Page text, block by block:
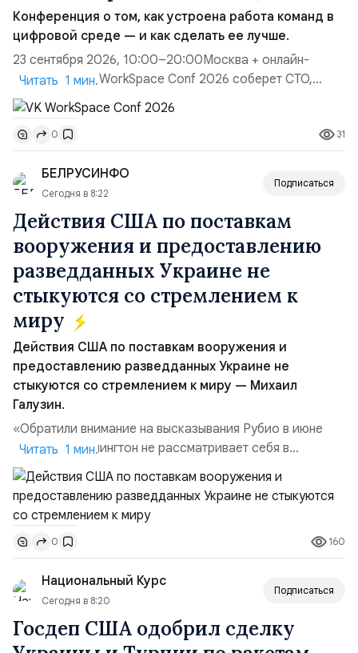
Конференция о том, как устроена работа команд в
цифровой среде — и как сделать ее лучше.
23 сентября 2026, 10:00–20:00Москва + онлайн-
трансляцияVK WorkSpace Conf 2026 соберет CTO,
руководителей ИТ и ИБ, продуктовые команды и
представителей бизнеса из ритейла, финтеха,
промышленности и госсектора. Обсудим, как перейти
от хаоса разрозненных сервисов к единой цифровой
среде — удобной для сотрудников, управляемой для
ИТ и безопас...
Читать 1 мин.
0 31
БЕЛРУСИНФО
Сегодня в 8:22
Подписаться
Действия США по поставкам
вооружения и предоставлению
разведданных Украине не
стыкуются со стремлением к
миру
Действия США по поставкам вооружения и
предоставлению разведданных Украине не
стыкуются со стремлением к миру — Михаил
Галузин.
«Обратили внимание на высказывания Рубио в июне
о том, что Вашингтон не рассматривает себя в
качестве „нейтрального посредника“. В то же время на
днях он сказал, что в ближайшие недели США
попытаются организовать переговоры по Украине.
Сами за себя говорят продолжающиеся поставки
американских вооружений киевскому режиму,
предоставление разведывател...
Читать 1 мин.
0 160
Национальный Курс
Сегодня в 8:20
Подписаться
Госдеп США одобрил сделку